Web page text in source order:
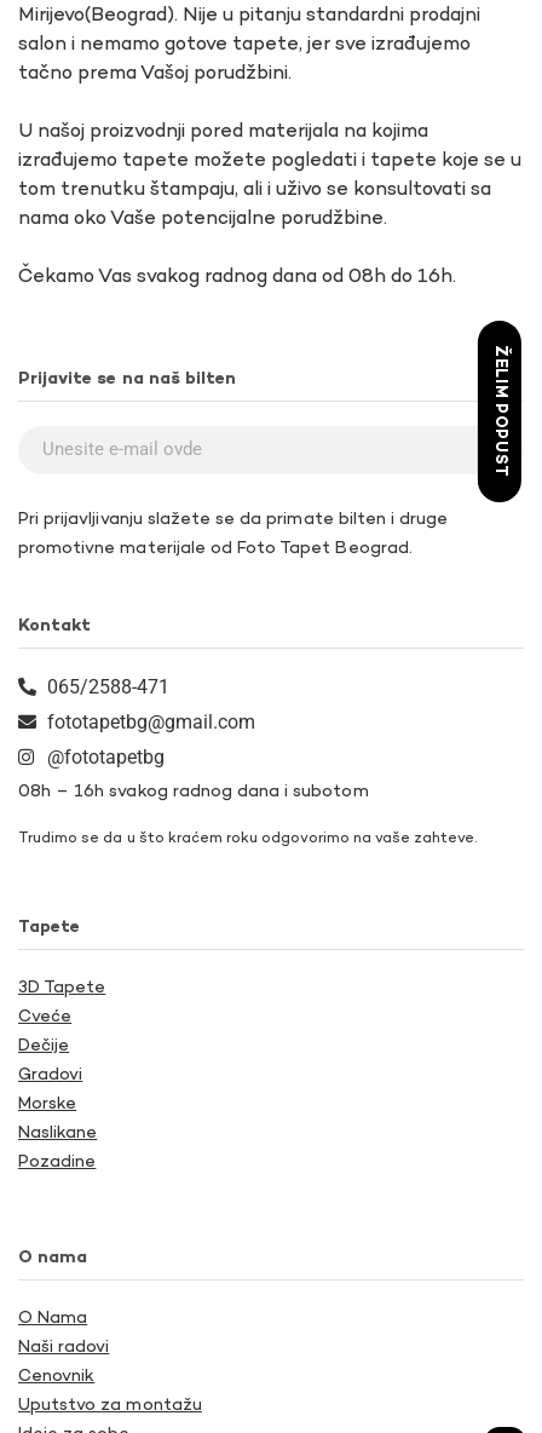
Mirijevo(Beograd). Nije u pitanju standardni prodajni
salon i nemamo gotove tapete, jer sve izrađujemo
tačno prema Vašoj porudžbini.
U našoj proizvodnji pored materijala na kojima
izrađujemo tapete možete pogledati i tapete koje se u
tom trenutku štampaju, ali i uživo se konsultovati sa
nama oko Vaše potencijalne porudžbine.
Čekamo Vas svakog radnog dana od 08h do 16h.
Prijavite se na naš bilten
Pri prijavljivanju slažete se da primate bilten i druge
promotivne materijale od Foto Tapet Beograd.
Kontakt
065/2588-471
fototapetbg@gmail.com
@fototapetbg
08h – 16h svakog radnog dana i subotom
Trudimo se da u što kraćem roku odgovorimo na vaše zahteve.
Tapete
3D Tapete
Cveće
Dečije
Gradovi
Morske
Naslikane
Pozadine
O nama
O Nama
Naši radovi
Cenovnik
Uputstvo za montažu
ŽELIM POPUST